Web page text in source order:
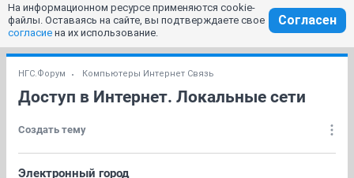
На информационном ресурсе применяются cookie-
файлы. Оставаясь на сайте, вы подтверждаете свое
согласие на их использование.
Согласен
НГС.Форум Компьютеры Интернет Связь
Доступ в Интернет. Локальные сети
Создать тему
Электронный город